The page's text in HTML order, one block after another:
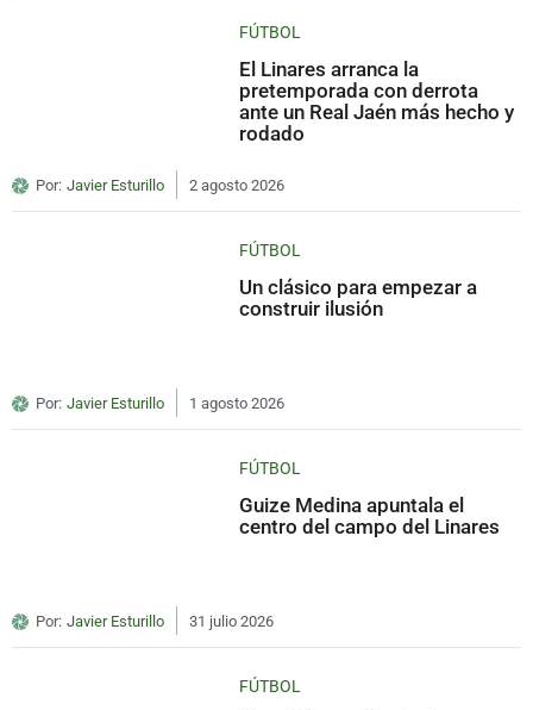
FÚTBOL
El Linares arranca la
pretemporada con derrota
ante un Real Jaén más hecho y
rodado
Por: Javier Esturillo 2 agosto 2026
FÚTBOL
Un clásico para empezar a
construir ilusión
Por: Javier Esturillo 1 agosto 2026
FÚTBOL
Guize Medina apuntala el
centro del campo del Linares
Por: Javier Esturillo 31 julio 2026
FÚTBOL